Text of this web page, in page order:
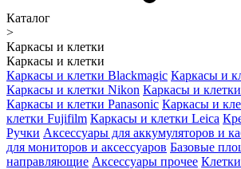
Каталог
>
Каркасы и клетки
Каркасы и клетки
Каркасы и клетки Blackmagic Каркасы и
Каркасы и клетки Nikon Каркасы и
Каркасы и клетки Panasonic Каркасы и
клетки Fujifilm Каркасы и клетки Leica
Ручки Аксессуары для аккумуляторов и
для мониторов и аксессуаров Базовые
направляющие Аксессуары прочее